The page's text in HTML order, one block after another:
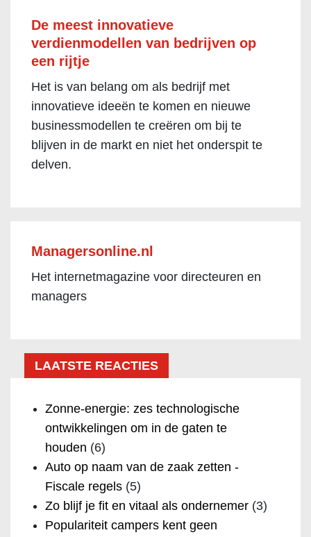
De meest innovatieve
verdienmodellen van bedrijven op
een rijtje
Het is van belang om als bedrijf met
innovatieve ideeën te komen en nieuwe
businessmodellen te creëren om bij te
blijven in de markt en niet het onderspit te
delven.
Managersonline.nl
Het internetmagazine voor directeuren en
managers
LAATSTE REACTIES
Zonne-energie: zes technologische
ontwikkelingen om in de gaten te
houden (6)
Auto op naam van de zaak zetten -
Fiscale regels (5)
Zo blijf je fit en vitaal als ondernemer (3)
Populariteit campers kent geen